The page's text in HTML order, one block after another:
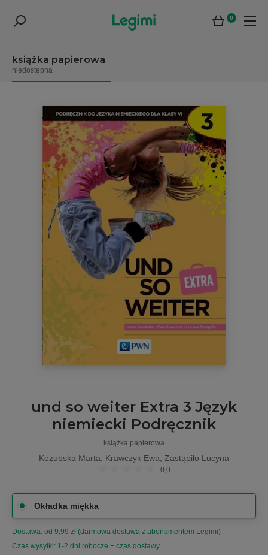
0
książka papierowa
niedostępna
und so weiter Extra 3 Język
niemiecki Podręcznik
książka papierowa
Kozubska Marta, Krawczyk Ewa, Zastąpiło Lucyna
0,0
Okładka miękka
Dostawa: od 9,99 zł (darmowa dostawa z abonamentem Legimi)
Czas wysyłki: 1-2 dni robocze + czas dostawy